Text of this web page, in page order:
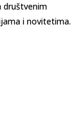
društvenim
i novitetima.